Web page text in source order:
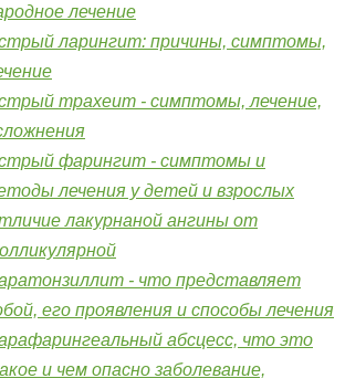
лечение
ларингит: причины, симптомы,
трахеит - симптомы, лечение,
фарингит - симптомы и
лечения у детей и взрослых
лакурнаной ангины от
- что представляет
его проявления и способы лечения
абсцесс, что это
и чем опасно заболевание,